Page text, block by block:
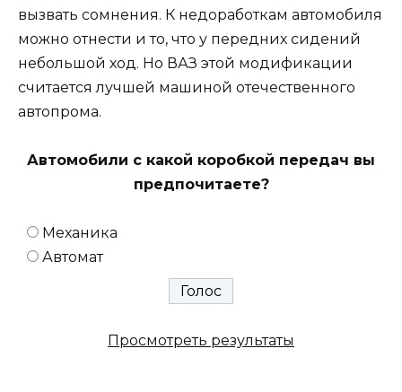
вызвать сомнения. К недоработкам автомобиля
можно отнести и то, что у передних сидений
небольшой ход. Но ВАЗ этой модификации
считается лучшей машиной отечественного
автопрома.
Автомобили с какой коробкой передач вы
предпочитаете?
Механика
Автомат
Просмотреть результаты